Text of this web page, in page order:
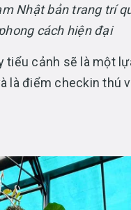
Nhật bản trang trí
cách hiện đại
tiểu cảnh sẽ là một
là điểm checkin thú